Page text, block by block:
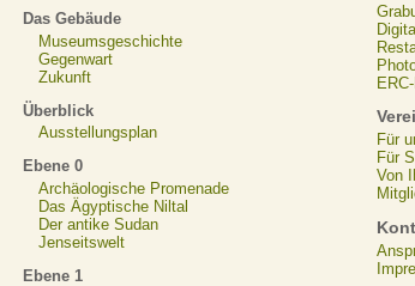
Das Gebäude
Museumsgeschichte
Gegenwart
Zukunft
Überblick
Ausstellungsplan
Ebene 0
Archäologische Promenade
Das Ägyptische Niltal
Der antike Sudan
Jenseitswelt
Ebene 1
Für
Für
Von